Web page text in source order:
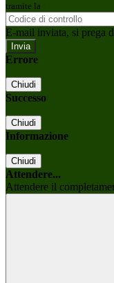
tramite la
E-mail inviata, si prega
Errore
Chiudi
Successo
Chiudi
Informazione
Chiudi
Attendere...
Attendere il